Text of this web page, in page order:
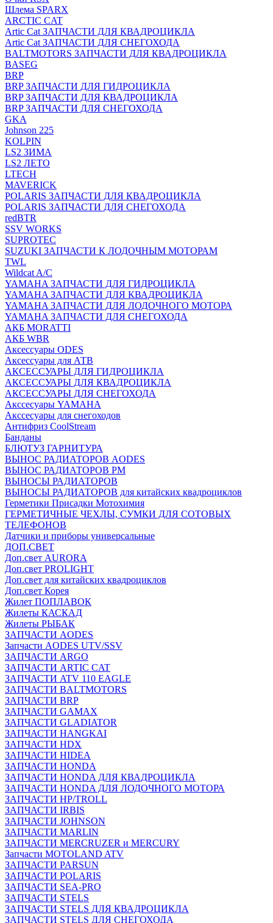
Шлема SPARX
ARCTIC CAT
Artic Cat ЗАПЧАСТИ ДЛЯ КВАДРОЦИКЛА
Artic Cat ЗАПЧАСТИ ДЛЯ СНЕГОХОДА
BALTMOTORS ЗАПЧАСТИ ДЛЯ КВАДРОЦИКЛА
BASEG
BRP
BRP ЗАПЧАСТИ ДЛЯ ГИДРОЦИКЛА
BRP ЗАПЧАСТИ ДЛЯ КВАДРОЦИКЛА
BRP ЗАПЧАСТИ ДЛЯ СНЕГОХОДА
GKA
Johnson 225
KOLPIN
LS2 ЗИМА
LS2 ЛЕТО
LTECH
MAVERICK
POLARIS ЗАПЧАСТИ ДЛЯ КВАДРОЦИКЛА
POLARIS ЗАПЧАСТИ ДЛЯ СНЕГОХОДА
redBTR
SSV WORKS
SUPROTEC
SUZUKI ЗАПЧАСТИ К ЛОДОЧНЫМ МОТОРАМ
TWL
Wildcat A/C
YAMAHA ЗАПЧАСТИ ДЛЯ ГИДРОЦИКЛА
YAMAHA ЗАПЧАСТИ ДЛЯ КВАДРОЦИКЛА
YAMAHA ЗАПЧАСТИ ДЛЯ ЛОДОЧНОГО МОТОРА
YAMAHA ЗАПЧАСТИ ДЛЯ СНЕГОХОДА
АКБ MORATTI
АКБ WBR
Аксессуары ODES
Аксессуары для АТВ
АКСЕССУАРЫ ДЛЯ ГИДРОЦИКЛА
АКСЕССУАРЫ ДЛЯ КВАДРОЦИКЛА
АКСЕССУАРЫ ДЛЯ СНЕГОХОДА
Акссесуары YAMAHA
Акссесуары для снегоходов
Антифриз CoolStream
Банданы
БЛЮТУЗ ГАРНИТУРА
ВЫНОС РАДИАТОРОВ AODES
ВЫНОС РАДИАТОРОВ РМ
ВЫНОСЫ РАДИАТОРОВ
ВЫНОСЫ РАДИАТОРОВ для китайских квадроциклов
Герметики Присадки Мотохимия
ГЕРМЕТИЧНЫЕ ЧЕХЛЫ, СУМКИ ДЛЯ СОТОВЫХ
ТЕЛЕФОНОВ
Датчики и приборы универсальные
ДОП.СВЕТ
Доп.свет AURORA
Доп.свет PROLIGHT
Доп.свет для китайских квадроциклов
Доп.свет Корея
Жилет ПОПЛАВОК
Жилеты КАСКАД
Жилеты РЫБАК
ЗАПЧАСТИ AODES
Запчасти AODES UTV/SSV
ЗАПЧАСТИ ARGO
ЗАПЧАСТИ ARTIC CAT
ЗАПЧАСТИ ATV 110 EAGLE
ЗАПЧАСТИ BALTMOTORS
ЗАПЧАСТИ BRP
ЗАПЧАСТИ GAMAX
ЗАПЧАСТИ GLADIATOR
ЗАПЧАСТИ HANGKAI
ЗАПЧАСТИ HDX
ЗАПЧАСТИ HIDEA
ЗАПЧАСТИ HONDA
ЗАПЧАСТИ HONDA ДЛЯ КВАДРОЦИКЛА
ЗАПЧАСТИ HONDA ДЛЯ ЛОДОЧНОГО МОТОРА
ЗАПЧАСТИ HP/TROLL
ЗАПЧАСТИ IRBIS
ЗАПЧАСТИ JOHNSON
ЗАПЧАСТИ MARLIN
ЗАПЧАСТИ MERCRUZER и MERCURY
Запчасти MOTOLAND ATV
ЗАПЧАСТИ PARSUN
ЗАПЧАСТИ POLARIS
ЗАПЧАСТИ SEA-PRO
ЗАПЧАСТИ STELS
ЗАПЧАСТИ STELS ДЛЯ КВАДРОЦИКЛА
ЗАПЧАСТИ STELS ДЛЯ СНЕГОХОДА